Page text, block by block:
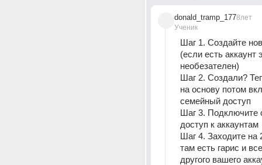
donald_tramp_177
Ученик
8лет
Шаг 1. Создайте
(если есть аккаунт
необезателен)
Шаг 2. Создали?
на основу потом
семейный доступ
Шаг 3. Подключите
доступ к аккаунтам
Шаг 4. Заходите на
там есть гарис и
другого вашего